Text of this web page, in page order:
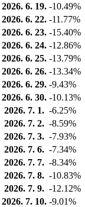
2026. 6. 19. -10.49%
2026. 6. 22. -11.77%
2026. 6. 23. -15.40%
2026. 6. 24. -12.86%
2026. 6. 25. -13.79%
2026. 6. 26. -13.34%
2026. 6. 29. -9.43%
2026. 6. 30. -10.13%
2026. 7. 1. -6.25%
2026. 7. 2. -8.59%
2026. 7. 3. -7.93%
2026. 7. 6. -7.34%
2026. 7. 7. -8.34%
2026. 7. 8. -10.83%
2026. 7. 9. -12.12%
2026. 7. 10. -9.01%